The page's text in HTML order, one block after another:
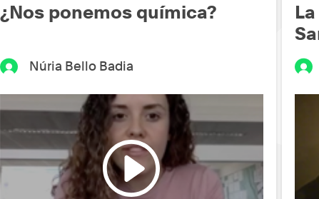
¿Nos ponemos química?
Núria Bello Badia